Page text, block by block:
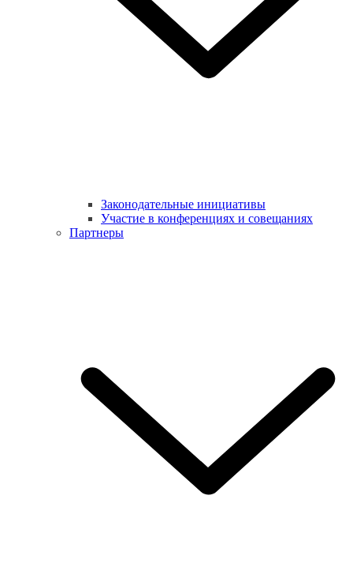
Законодательные инициативы
Участие в конференциях и совещаниях
Партнеры